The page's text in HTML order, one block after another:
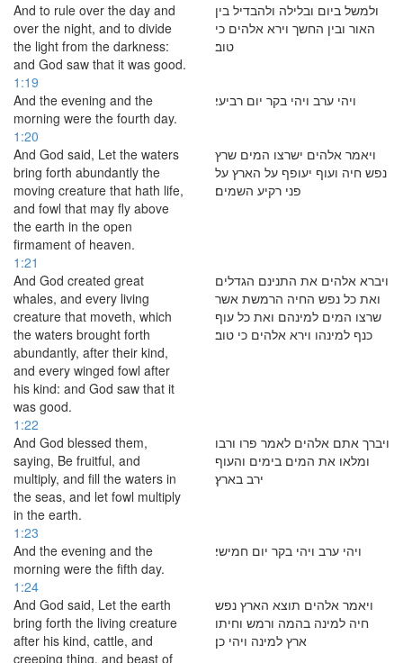
And to rule over the day and
over the night, and to divide
the light from the darkness:
and God saw that it was good.
ולמשל ביום ובלילה ולהבדיל בין
האור ובין החשך וירא אלהים כי
טוב׃
1:19
And the evening and the
morning were the fourth day.
ויהי ערב ויהי בקר יום רביעי׃
1:20
And God said, Let the waters
bring forth abundantly the
moving creature that hath life,
and fowl that may fly above
the earth in the open
firmament of heaven.
ויאמר אלהים ישרצו המים שרץ
נפש חיה ועוף יעופף על הארץ על
פני רקיע השמים׃
1:21
And God created great
whales, and every living
creature that moveth, which
the waters brought forth
abundantly, after their kind,
and every winged fowl after
his kind: and God saw that it
was good.
ויברא אלהים את התנינם הגדלים
ואת כל נפש החיה הרמשת אשר
שרצו המים למינהם ואת כל עוף
כנף למינהו וירא אלהים כי טוב׃
1:22
And God blessed them,
saying, Be fruitful, and
multiply, and fill the waters in
the seas, and let fowl multiply
in the earth.
ויברך אתם אלהים לאמר פרו ורבו
ומלאו את המים בימים והעוף
ירב בארץ׃
1:23
And the evening and the
morning were the fifth day.
ויהי ערב ויהי בקר יום חמישי׃
1:24
And God said, Let the earth
bring forth the living creature
after his kind, cattle, and
creeping thing, and beast of
ויאמר אלהים תוצא הארץ נפש
חיה למינה בהמה ורמש וחיתו
ארץ למינה ויהי כן׃